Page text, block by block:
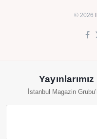
© 2026
İstanbul Magazin